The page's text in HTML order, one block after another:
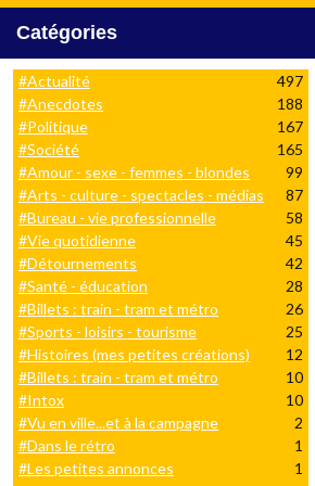
Catégories
#Actualité
497
#Anecdotes
188
#Politique
167
#Société
165
#Amour - sexe - femmes - blondes
99
#Arts - culture - spectacles - médias
87
#Bureau - vie professionnelle
58
#Vie quotidienne
45
#Détournements
42
#Santé - éducation
28
#Billets : train - tram et métro
26
#Sports - loisirs - tourisme
25
#Histoires (mes petites créations)
12
#Billets : train - tram et métro
10
#Intox
10
#Vu en ville...et à la campagne
2
#Dans le rétro
1
#Les petites annonces
1